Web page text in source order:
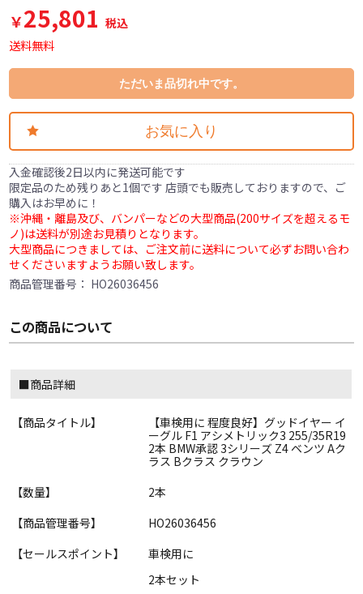
￥25,801 税込
送料無料
ただいま品切れ中です。
お気に入り
入金確認後2日以内に発送可能です
限定品のため残りあと1個です 店頭でも販売しておりますので、ご
購入はお早めに！
※沖縄・離島及び、バンパーなどの大型商品(200サイズを超えるモ
ノ)は送料が別途お見積りとなります。
大型商品につきましては、ご注文前に送料について必ずお問い合わ
せくださいますようお願い致します。
商品管理番号： HO26036456
この商品について
■商品詳細
【商品タイトル】
【車検用に 程度良好】グッドイヤー イ
ーグル F1 アシメトリック3 255/35R19
2本 BMW承認 3シリーズ Z4 ベンツ Aク
ラス Bクラス クラウン
【数量】
2本
【商品管理番号】
HO26036456
【セールスポイント】
車検用に
2本セット